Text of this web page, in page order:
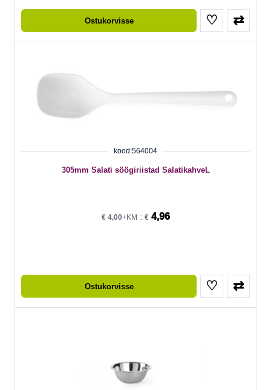
Ostukorvisse ♡ ⇄
kood:564004
305mm Salati söögiriistad SalatikahveL
€4,00+KM :: €4,96
Ostukorvisse ♡ ⇄